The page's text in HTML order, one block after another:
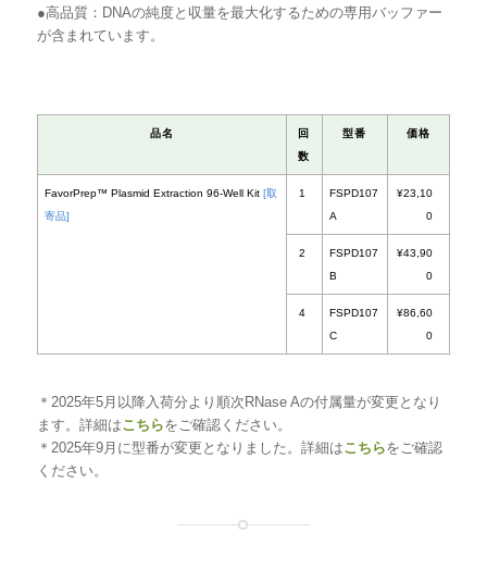
●高品質：DNAの純度と収量を最大化するための専用バッファー
が含まれています。
品名
回
FavorPrep™ Plasmid Extraction 96-Well Kit
＊2025年5月以降入荷分より順次RNase Aの付属量が変更となり
ます。詳細はこちらをご確認ください。
＊2025年9月に型番が変更となりました。詳細はこちらをご確認
ください。